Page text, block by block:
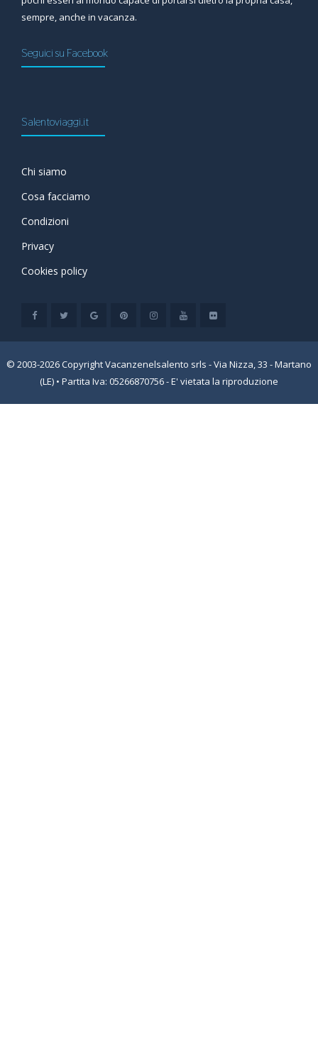
sempre, anche in vacanza.
Seguici su Facebook
Salentoviaggi.it
Chi siamo
Cosa facciamo
Condizioni
Privacy
Cookies policy
© 2003-2026 Copyright Vacanzenelsalento srls - Via Nizza, 33 - Martano
(LE) • Partita Iva: 05266870756 - E' vietata la riproduzione